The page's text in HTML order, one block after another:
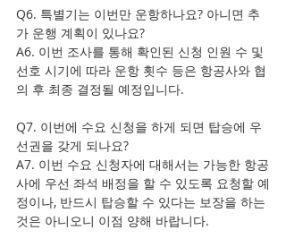
Q6. 특별기는 이번만 운항하나요? 아니면 추
가 운행 계획이 있나요?
A6. 이번 조사를 통해 확인된 신청 인원 수 및
선호 시기에 따라 운항 횟수 등은 항공사와 협
의 후 최종 결정될 예정입니다.
Q7. 이번에 수요 신청을 하게 되면 탑승에 우
선권을 갖게 되나요?
A7. 이번 수요 신청자에 대해서는 가능한 항공
사에 우선 좌석 배정을 할 수 있도록 요청할 예
정이나, 반드시 탑승할 수 있다는 보장을 하는
것은 아니오니 이점 양해 바랍니다.